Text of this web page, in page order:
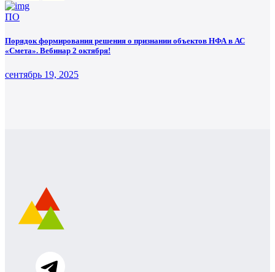
ПО
Порядок формирования решения о признании объектов НФА в АС
«Смета». Вебинар 2 октября!
сентябрь 19, 2025